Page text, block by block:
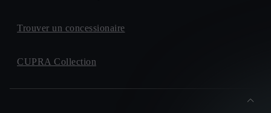
Trouver un concessionaire
CUPRA Collection